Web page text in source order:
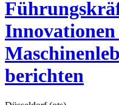
berichten